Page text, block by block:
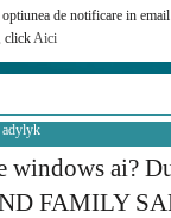
de notificare in
clickAici
adylyk
windows ai?
FAMILY